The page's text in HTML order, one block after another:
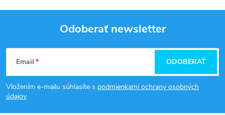
Z
á
p
Odoberať newsletter
Email
Vložením e-mailu súhlasíte s podmienkami ochrany osobných
údajov
ODOBERAŤ